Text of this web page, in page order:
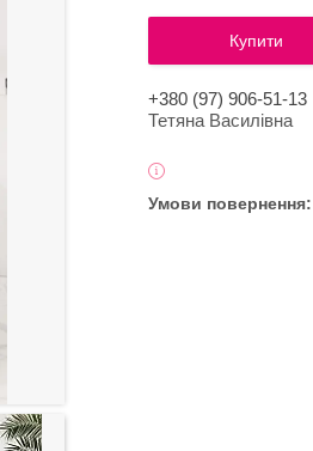
Купити
+380 (97) 906-51-13
Тетяна Василівна